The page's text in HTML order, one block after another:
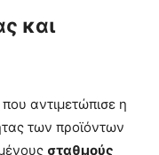
και
αντιμετώπισε η
των προϊόντων
σταθμούς